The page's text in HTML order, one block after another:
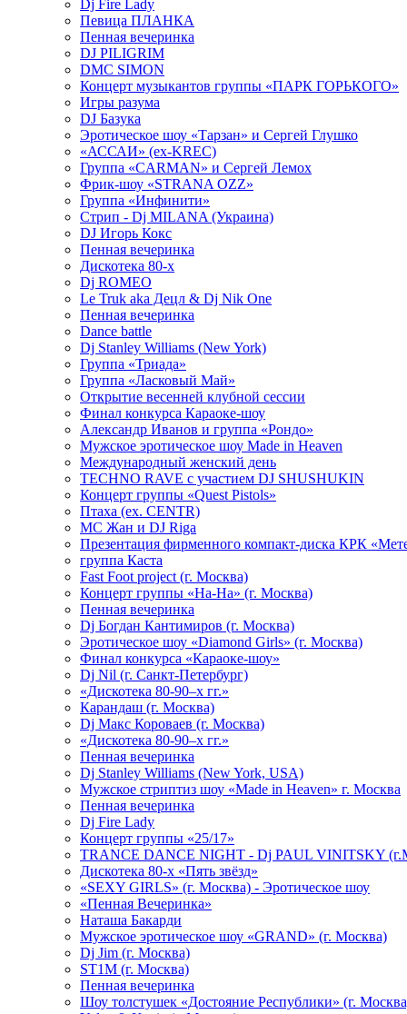
Dj Fire Lady
Певица ПЛАНКА
Пенная вечеринка
DJ PILIGRIM
DMC SIMON
Концерт музыкантов группы «ПАРК ГОРЬКОГО»
Игры разума
DJ Базука
Эротическое шоу «Тарзан» и Сергей Глушко
«АССАИ» (ex-KREC)
Группа «CARMAN» и Сергей Лемох
Фрик-шоу «STRANA OZZ»
Группа «Инфинити»
Стрип - Dj MILANA (Украина)
DJ Игорь Кокс
Пенная вечеринка
Дискотека 80-х
Dj ROMEO
Le Truk aka Децл & Dj Nik One
Пенная вечеринка
Dance battle
Dj Stanley Williams (New York)
Группа «Триада»
Группа «Ласковый Май»
Открытие весенней клубной сессии
Финал конкурса Караоке-шоу
Александр Иванов и группа «Рондо»
Мужское эротическое шоу Made in Heaven
Международный женский день
TECHNO RAVE с участием DJ SHUSHUKIN
Концерт группы «Quest Pistols»
Птаха (ex. CENTR)
МС Жан и DJ Riga
Презентация фирменного компакт-диска КРК
группа Каста
Fast Foot project (г. Москва)
Концерт группы «На-На» (г. Москва)
Пенная вечеринка
Dj Богдан Кантимиров (г. Москва)
Эротическое шоу «Diamond Girls» (г. Москва)
Финал конкурса «Караоке-шоу»
Dj Nil (г. Санкт-Петербург)
«Дискотека 80-90–х гг.»
Карандаш (г. Москва)
Dj Макс Короваев (г. Москва)
«Дискотека 80-90–х гг.»
Пенная вечеринка
Dj Stanley Williams (New York, USA)
Мужское стриптиз шоу «Made in Heaven» г. Москва
Пенная вечеринка
Dj Fire Lady
Концерт группы «25/17»
TRANCE DANCE NIGHT - Dj PAUL VINITSKY
Дискотека 80-х «Пять звёзд»
«SEXY GIRLS» (г. Москва) - Эротическое шоу
«Пенная Вечеринка»
Hаташа Бакарди
Мужское эротическое шоу «GRAND» (г. Москва)
Dj Jim (г. Москва)
ST1M (г. Москва)
Пенная вечеринка
Шоу толстушек «Достояние Республики» (г.